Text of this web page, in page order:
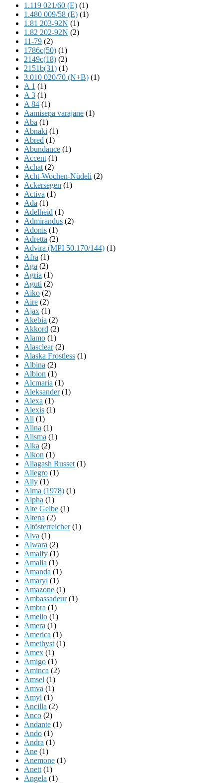
1.119 021/60 (E) (1)
1.480 009/58 (E) (1)
1.81 203-92N (1)
1.82 202-92N (2)
11-79 (2)
1786c(50) (1)
2149c(18) (2)
2151b(31) (1)
3.010 020/70 (N+B) (1)
A 1 (1)
A 3 (1)
A 84 (1)
Aamisepa varajane (1)
Aba (1)
Abnaki (1)
Abred (1)
Abundance (1)
Accent (1)
Achat (2)
Acht-Wochen-Nüdeli (2)
Ackersegen (1)
Activa (1)
Ada (1)
Adelheid (1)
Admirandus (2)
Adonis (1)
Adretta (2)
Advira (MPI 50.170/144) (1)
Afra (1)
Aga (2)
Agria (1)
Aguti (2)
Aiko (2)
Aire (2)
Ajax (1)
Akebia (2)
Akkord (2)
Alamo (1)
Alasclear(2)
Alaska Frostless (1)
Albina (2)
Albion (1)
Alcmaria (1)
Aleksander(1)
Alexa (1)
Alexis (1)
Ali (1)
Alina (1)
Alisma (1)
Alka (2)
Alkon (1)
Allagash Russet (1)
Allegro (1)
Ally (1)
Alma (1978) (1)
Alpha (1)
Alte Gelbe (1)
Altena (2)
Altösterreicher(1)
Alva (1)
Alwara (2)
Amalfy (1)
Amalia (1)
Amanda (1)
Amaryl (1)
Amazone (1)
Ambassadeur(1)
Ambra (1)
Amelio (1)
Amera (1)
America (1)
Amethyst (1)
Amex (1)
Amigo (1)
Aminca (2)
Amsel (1)
Amva (1)
Amyl (1)
Ancilla (2)
Anco (2)
Andante (1)
Ando (1)
Andra (1)
Ane (1)
Anemone (1)
Anett (1)
Angela (1)